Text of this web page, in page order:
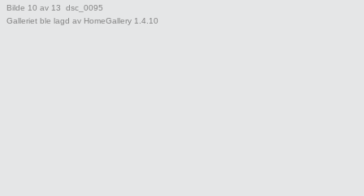
Bilde 10 av 13 dsc_0095
Galleriet ble lagd av HomeGallery 1.4.10